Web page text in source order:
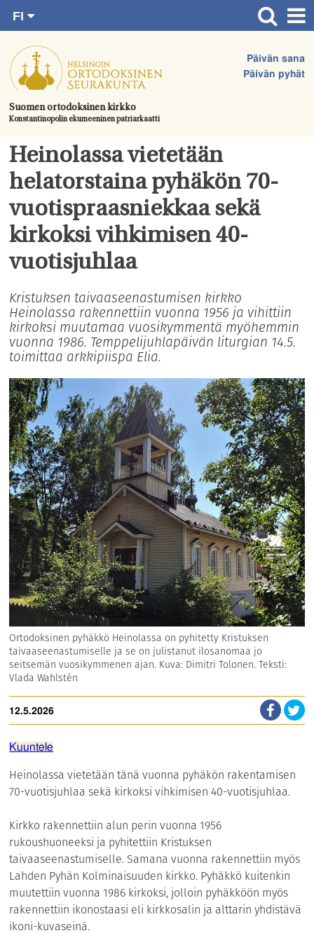
suoraan
sisältöön.
Suomen ortodoksinen kirkko
Konstantinopolin ekumeeninen patriarkaatti
Päivän sana
Päivän pyhät
FI
SV
EN
UA
Etusivu
Ajankohtaista
Juhlat & toimitukset
Kirkot
Apua & tukea
Tule mukaan
Hautausmaa
Yhteystiedot
Heinolassa vietetään
helatorstaina pyhäkön 70-
vuotispraasniekkaa sekä
kirkoksi vihkimisen 40-
vuotisjuhlaa
Kristuksen taivaaseenastumisen kirkko
Heinolassa rakennettiin vuonna 1956 ja vihittiin
kirkoksi muutamaa vuosikymmentä myöhemmin
vuonna 1986. Temppelijuhlapäivän liturgian 14.5.
toimittaa arkkipiispa Elia.
Ortodoksinen pyhäkkö Heinolassa on pyhitetty Kristuksen
taivaaseenastumiselle ja se on julistanut ilosanomaa jo
seitsemän vuosikymmenen ajan. Kuva: Dimitri Tolonen. Teksti:
Vlada Wahlstén
12.5.2026
Kuuntele
Heinolassa vietetään tänä vuonna pyhäkön rakentamisen
70-vuotisjuhlaa sekä kirkoksi vihkimisen 40-vuotisjuhlaa.
Kirkko rakennettiin alun perin vuonna 1956
rukoushuoneeksi ja pyhitettiin Kristuksen
taivaaseenastumiselle. Samana vuonna rakennettiin myös
Lahden Pyhän Kolminaisuuden kirkko. Pyhäkkö kuitenkin
muutettiin vuonna 1986 kirkoksi, jolloin pyhäkköön myös
rakennettiin ikonostaasi eli kirkkosalin ja alttarin yhdistävä
ikoni-kuvaseinä.